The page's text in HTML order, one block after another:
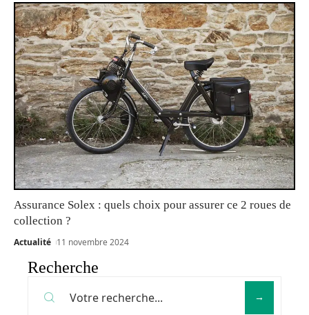
Assurance Solex : quels choix pour assurer ce 2 roues de
collection ?
Actualité 11 novembre 2024
Recherche